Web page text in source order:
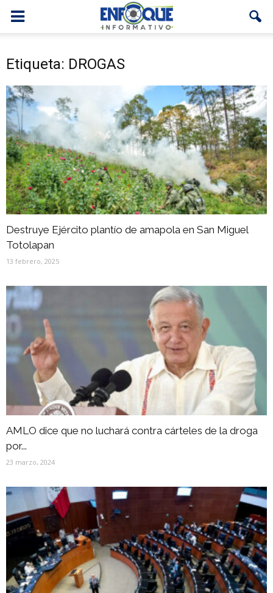
Etiqueta: DROGAS
Destruye Ejército plantío de amapola en San Miguel
Totolapan
13 febrero, 2025
AMLO dice que no luchará contra cárteles de la droga
por...
23 marzo, 2024